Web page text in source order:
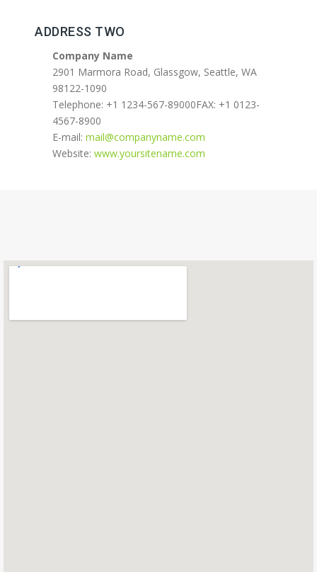
ADDRESS TWO
Company Name
2901 Marmora Road, Glassgow, Seattle, WA
98122-1090
Telephone: +1 1234-567-89000FAX: +1 0123-
4567-8900
E-mail: mail@companyname.com
Website: www.yoursitename.com